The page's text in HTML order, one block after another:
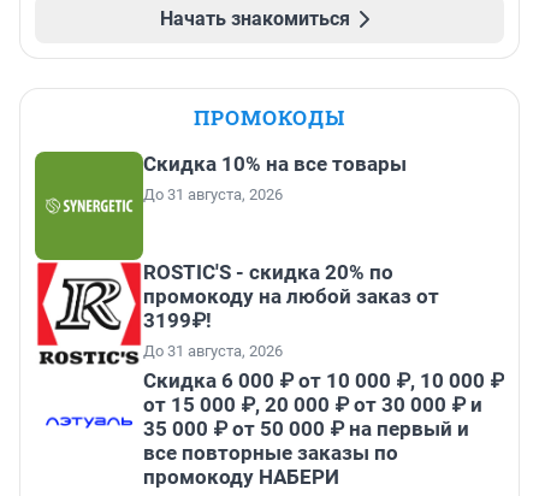
Начать знакомиться
ПРОМОКОДЫ
Скидка 10% на все товары
До 31 августа, 2026
ROSTIC'S - скидка 20% по
промокоду на любой заказ от
3199₽!
До 31 августа, 2026
Скидка 6 000 ₽ от 10 000 ₽, 10 000 ₽
от 15 000 ₽, 20 000 ₽ от 30 000 ₽ и
35 000 ₽ от 50 000 ₽ на первый и
все повторные заказы по
промокоду НАБЕРИ